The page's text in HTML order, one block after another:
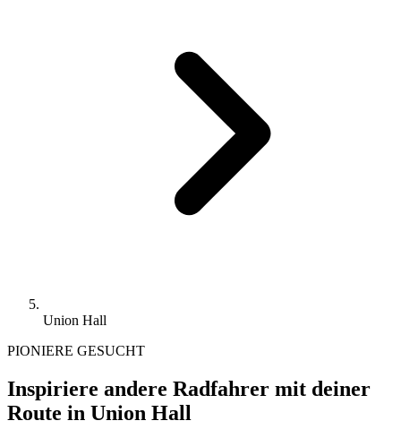
Union Hall
PIONIERE GESUCHT
Inspiriere andere Radfahrer mit deiner
Route in Union Hall